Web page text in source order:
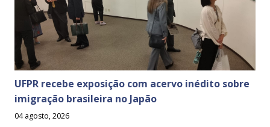
UFPR recebe exposição com acervo inédito sobre
imigração brasileira no Japão
04 agosto, 2026